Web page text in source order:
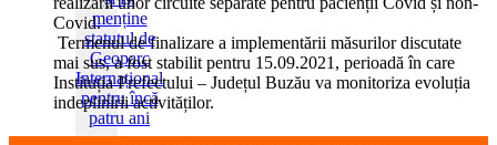
Covid.
Termenul de finalizare a implementării măsurilor discutate
mai sus, a fost stabilit pentru 15.09.2021, perioadă în care
Instituția Prefectului – Județul Buzău va monitoriza evoluția
indeplinirii activităților.